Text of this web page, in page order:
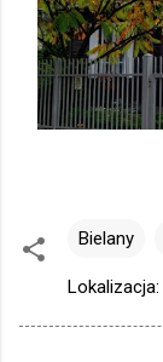
Bielany
Lokalizacja: